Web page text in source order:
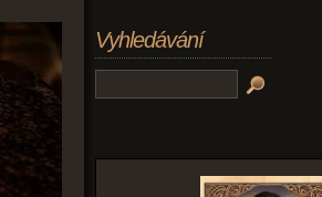
Vyhledávání